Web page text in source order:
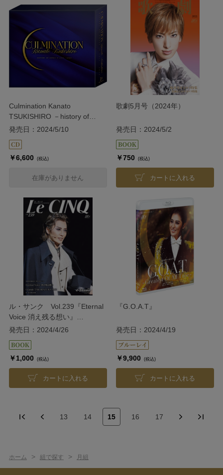
Culmination Kanato
TSUKISHIRO －history of
songs in 2013～2024－
発売日：2024/5/10
￥6,600 (税込)
在庫がありません
歌劇5月号（2024年）
発売日：2024/5/2
￥750 (税込)
カートに入れる
ル・サンク Vol.239『Eternal
Voice 消え残る想い』
『Grande TAKARAZUKA
発売日：2024/4/26
￥1,000 (税込)
カートに入れる
『G.O.A.T』
発売日：2024/4/19
￥9,900 (税込)
カートに入れる
13 14 15 16 17
ホーム > 組で探す > 月組